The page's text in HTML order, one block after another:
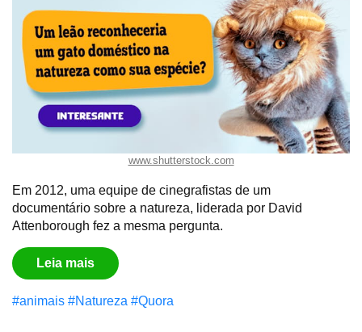
www.shutterstock.com
Em 2012, uma equipe de cinegrafistas de um
documentário sobre a natureza, liderada por David
Attenborough fez a mesma pergunta.
Leia mais
#animais #Natureza #Quora